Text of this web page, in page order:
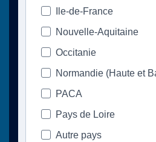
Ile-de-France
Nouvelle-Aquitaine
Occitanie
Normandie (Haute et
PACA
Pays de Loire
Autre pays